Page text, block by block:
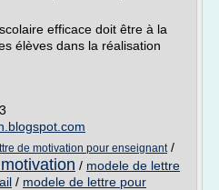
efficace doit être à la
élèves dans la réalisation
de motivation pour enseignant/
/ modele de lettre
/ modele de lettre pour